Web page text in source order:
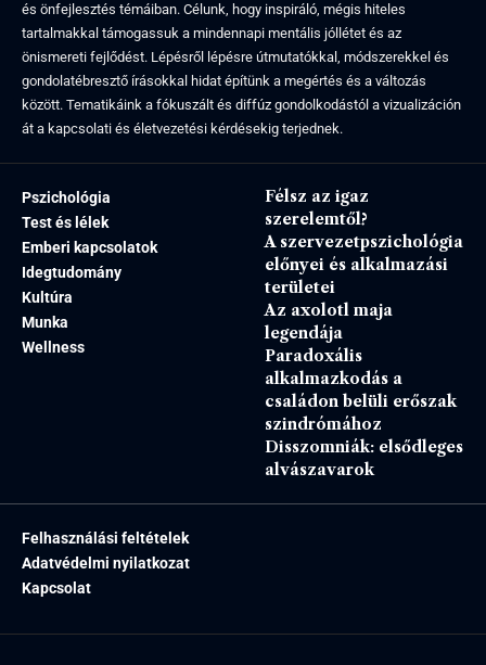
és önfejlesztés témáiban. Célunk, hogy inspiráló, mégis hiteles
tartalmakkal támogassuk a mindennapi mentális jóllétet és az
önismereti fejlődést. Lépésről lépésre útmutatókkal, módszerekkel és
gondolatébresztő írásokkal hidat építünk a megértés és a változás
között. Tematikáink a fókuszált és diffúz gondolkodástól a vizualizáción
át a kapcsolati és életvezetési kérdésekig terjednek.
Pszichológia
Test és lélek
Emberi kapcsolatok
Idegtudomány
Kultúra
Munka
Wellness
Félsz az igaz
szerelemtől?
A szervezetpszichológia
előnyei és alkalmazási
területei
Az axolotl maja
legendája
Paradoxális
alkalmazkodás a
családon belüli erőszak
szindrómához
Disszomniák: elsődleges
alvászavarok
Felhasználási feltételek
Adatvédelmi nyilatkozat
Kapcsolat